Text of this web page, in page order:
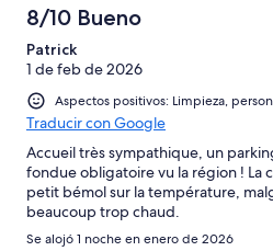
8/10 Bueno
Patrick
1 de feb de 2026
Aspectos positivos: Limpieza,
Traducir con Google
Accueil très sympathique, un
fondue obligatoire vu la région ! La
petit bémol sur la température,
beaucoup trop chaud.
Se alojó 1 noche en enero de 2026